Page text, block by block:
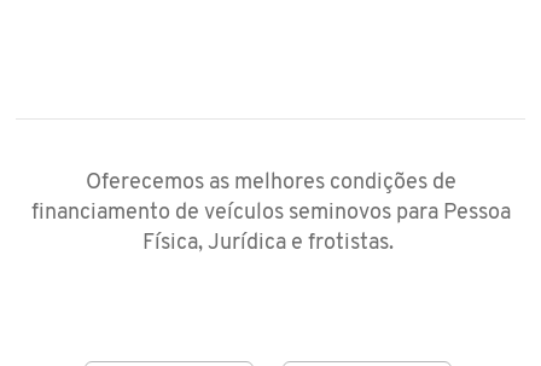
Oferecemos as melhores condições de
financiamento de veículos seminovos para Pessoa
Física, Jurídica e frotistas.